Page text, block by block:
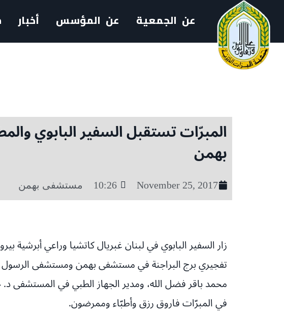
عن الجمعية عن المؤسس أخبار
المبرّات تستقبل السفير البابوي
بهمن
November 25, 2017
10:26 مستشفى بهمن
زار السفير البابوي في لبنان غبريال كاتشيا وراعي
تفجيري برج البراجنة في مستشفى بهمن ومستشفى الرسول
محمد باقر فضل الله، ومدير الجهاز الطبي في المستشفى د.
في المبرّات فاروق رزق وأطبّاء وممرضون.